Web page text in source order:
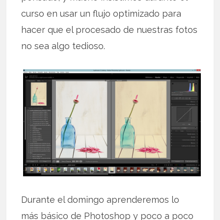
curso en usar un flujo optimizado para
hacer que el procesado de nuestras fotos
no sea algo tedioso.
Durante el domingo aprenderemos lo
más básico de Photoshop y poco a poco